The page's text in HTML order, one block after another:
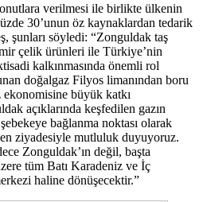
verilmesi ile birlikte ülkenin
30’unun öz kaynaklardan tedarik
şunları söyledi: “Zonguldak taş
çelik ürünleri ile Türkiye’nin
kalkınmasında önemli rol
doğalgaz Filyos limanından boru
ekonomisine büyük katkı
açıklarında keşfedilen gazın
bağlanma noktası olarak
ziyadesiyle mutluluk duyuyoruz.
Zonguldak’ın değil, başta
tüm Batı Karadeniz ve İç
haline dönüşecektir.”